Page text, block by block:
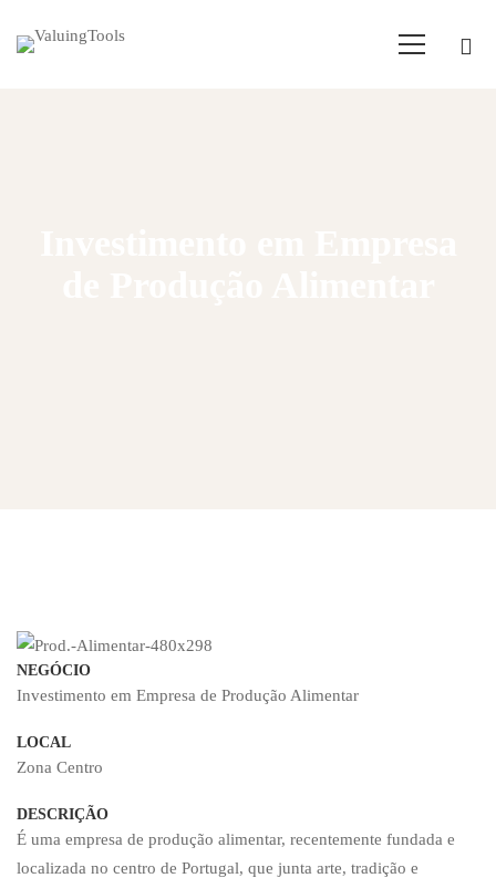
em
Empresa
de
Produção
NEGÓCIO
Investimento em Empresa de Produção Alimentar
LOCAL
Zona Centro
DESCRIÇÃO
É uma empresa de produção alimentar, recentemente fundada e
localizada no centro de Portugal, que junta arte, tradição e